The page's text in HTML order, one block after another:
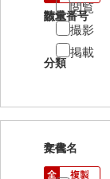
請求番号
分類
数量
閲覧
撮影
掲載
7
文書名
年代